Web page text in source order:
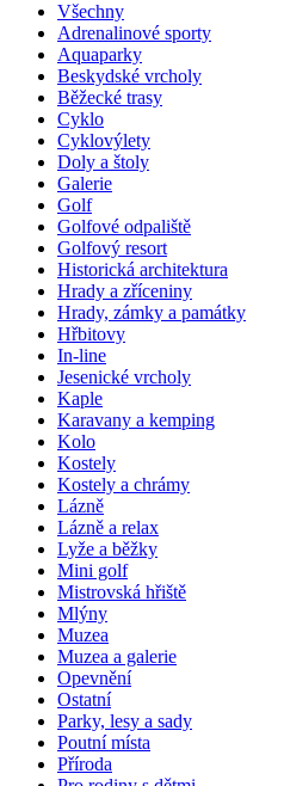
Všechny
Adrenalinové sporty
Aquaparky
Beskydské vrcholy
Běžecké trasy
Cyklo
Cyklovýlety
Doly a štoly
Galerie
Golf
Golfové odpaliště
Golfový resort
Historická architektura
Hrady a zříceniny
Hrady, zámky a památky
Hřbitovy
In-line
Jesenické vrcholy
Kaple
Karavany a kemping
Kolo
Kostely
Kostely a chrámy
Lázně
Lázně a relax
Lyže a běžky
Mini golf
Mistrovská hřiště
Mlýny
Muzea
Muzea a galerie
Opevnění
Ostatní
Parky, lesy a sady
Poutní místa
Příroda